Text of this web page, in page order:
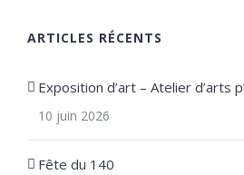
ARTICLES RÉCENTS
Exposition d’art – Atelier d’arts
10 juin 2026
Fête du 140